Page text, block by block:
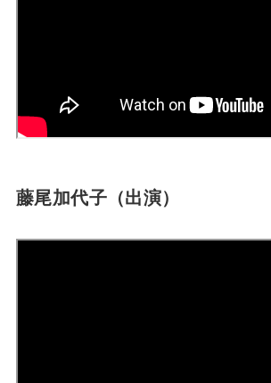
藤尾加代子（出演）